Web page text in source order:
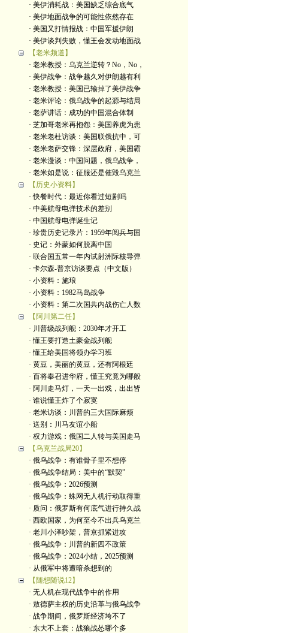
· 美伊消耗战：美国缺乏综合底气
· 美伊地面战争的可能性依然存在
· 美国又打情报战：中国军援伊朗
· 美伊谈判失败，懂王会发动地面战
【老米频道】
· 老米教授：乌克兰逆转？No，No，
· 美伊战争：战争越久对伊朗越有利
· 老米教授：美国已输掉了美伊战争
· 老米评论：俄乌战争的起源与结局
· 老萨讲话：成功的中国混合体制
· 芝加哥老米再抱怨：美国养虎为患
· 老米老杜访谈：美国联俄抗中，可
· 老米老萨交锋：深层政府，美国霸
· 老米漫谈：中国问题，俄乌战争，
· 老米如是说：征服还是催毁乌克兰
【历史小资料】
· 快餐时代：最近你看过短剧吗
· 中美航母电弹技术的差别
· 中国航母电弹诞生记
· 珍贵历史记录片：1959年阅兵与国
· 史记：外蒙如何脱离中国
· 联合国五常一年内试射洲际核导弹
· 卡尔森-普京访谈要点（中文版）
· 小资料：施琅
· 小资料：1982马岛战争
· 小资料：第二次国共内战伤亡人数
【阿川第二任】
· 川普级战列舰：2030年才开工
· 懂王要打造土豪金战列舰
· 懂王给美国将领办学习班
· 黄豆，美丽的黄豆，还有阿根廷
· 百将奉召进华府，懂王究竟为哪般
· 阿川走马灯，一天一出戏，出出皆
· 谁说懂王炸了个寂寞
· 老米访谈：川普的三大国际麻烦
· 送别：川马友谊小船
· 权力游戏：俄国二人转与美国走马
【乌克兰战局20】
· 俄乌战争：有谁骨子里不想停
· 俄乌战争结局：美中的“默契”
· 俄乌战争：2026预测
· 俄乌战争：蛛网无人机行动取得重
· 质问：俄罗斯有何底气进行持久战
· 西欧国家，为何至今不出兵乌克兰
· 老川小泽吵架，普京抓紧进攻
· 俄乌战争：川普的新四不政策
· 俄乌战争：2024小结，2025预测
· 从俄军中将遭暗杀想到的
【随想随说12】
· 无人机在现代战争中的作用
· 敖德萨主权的历史沿革与俄乌战争
· 战争期间，俄罗斯经济垮不了
· 东大不上套：战狼战怂哪个多